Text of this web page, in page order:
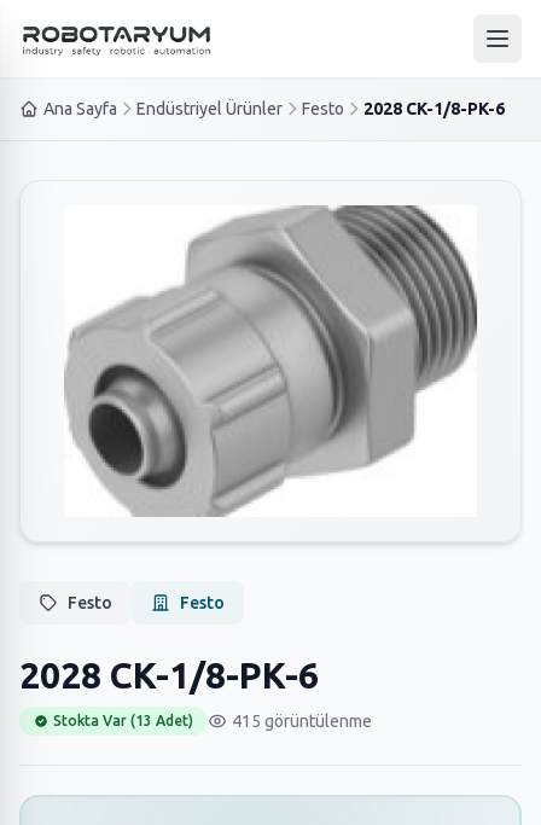
Ana içeriğe geç
Ana
Ana Sayfa Endüstriyel Ürünler Festo 2028 CK-1/8-PK-6
Festo Festo
2028 CK-1/8-PK-6
Stokta Var (13 Adet) 415 görüntülenme